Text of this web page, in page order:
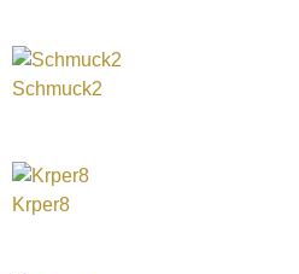
Schmuck2
Krper8